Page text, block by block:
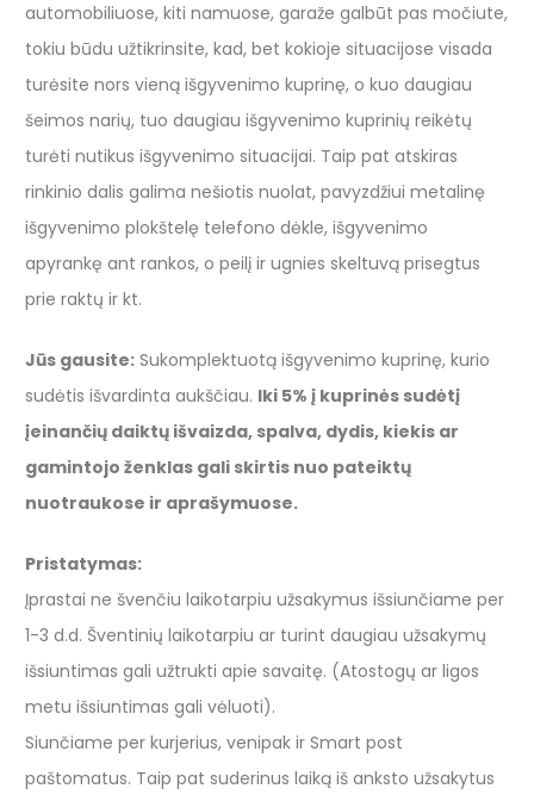
automobiliuose, kiti namuose, garaže galbūt pas močiute,
tokiu būdu užtikrinsite, kad, bet kokioje situacijose visada
turėsite nors vieną išgyvenimo kuprinę, o kuo daugiau
šeimos narių, tuo daugiau išgyvenimo kuprinių reikėtų
turėti nutikus išgyvenimo situacijai. Taip pat atskiras
rinkinio dalis galima nešiotis nuolat, pavyzdžiui metalinę
išgyvenimo plokštelę telefono dėkle, išgyvenimo
apyrankę ant rankos, o peilį ir ugnies skeltuvą prisegtus
prie raktų ir kt.
Jūs gausite: Sukomplektuotą išgyvenimo kuprinę, kurio
sudėtis išvardinta aukščiau. Iki 5% į kuprinės sudėtį
įeinančių daiktų išvaizda, spalva, dydis, kiekis ar
gamintojo ženklas gali skirtis nuo pateiktų
nuotraukose ir aprašymuose.
Pristatymas:
Įprastai ne švenčiu laikotarpiu užsakymus išsiunčiame per
1-3 d.d. Šventinių laikotarpiu ar turint daugiau užsakymų
išsiuntimas gali užtrukti apie savaitę. (Atostogų ar ligos
metu išsiuntimas gali vėluoti).
Siunčiame per kurjerius, venipak ir Smart post
paštomatus. Taip pat suderinus laiką iš anksto užsakytus